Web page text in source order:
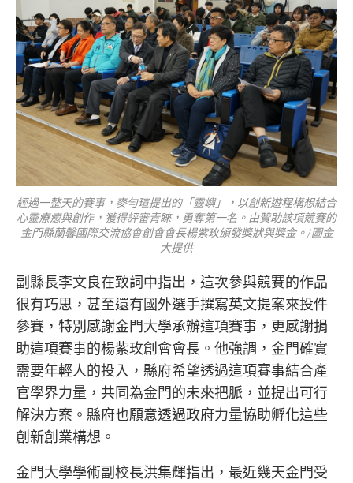
經過一整天的賽事，麥勻瑄提出的「靈嶼」，以創新遊程構想結合
心靈療癒與創作，獲得評審青睞，勇奪第一名。由贊助該項競賽的
金門縣蘭馨國際交流協會創會會長楊紫玫頒發獎狀與獎金。/圖金
大提供
副縣長李文良在致詞中指出，這次參與競賽的作品
很有巧思，甚至還有國外選手撰寫英文提案來投件
參賽，特別感謝金門大學承辦這項賽事，更感謝捐
助這項賽事的楊紫玫創會會長。他強調，金門確實
需要年輕人的投入，縣府希望透過這項賽事結合產
官學界力量，共同為金門的未來把脈，並提出可行
解決方案。縣府也願意透過政府力量協助孵化這些
創新創業構想。
金門大學學術副校長洪集輝指出，最近幾天金門受